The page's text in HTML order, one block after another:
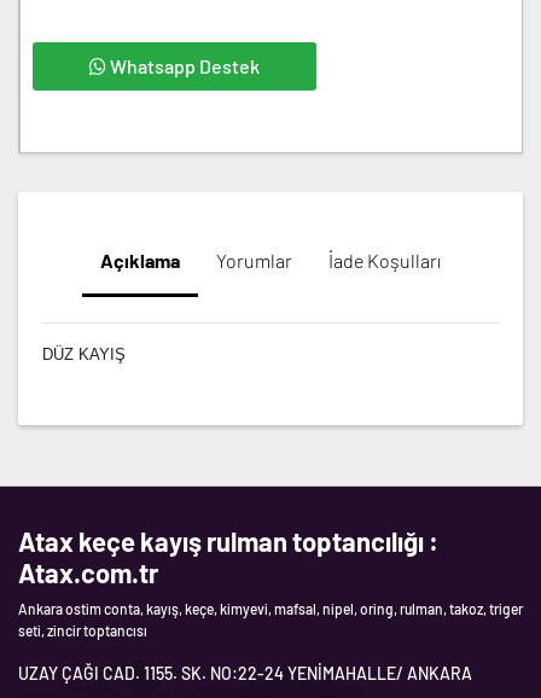
Whatsapp Destek
Açıklama Yorumlar İade Koşulları
DÜZ KAYIŞ
Atax keçe kayış rulman toptancılığı :
Atax.com.tr
Ankara ostim conta, kayış, keçe, kimyevi, mafsal, nipel, oring, rulman, takoz, triger
seti, zincir toptancısı
UZAY ÇAĞI CAD. 1155. SK. NO:22-24 YENİMAHALLE/ ANKARA